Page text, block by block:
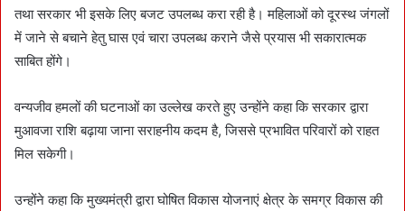
तथा सरकार भी इसके लिए बजट उपलब्ध करा रही है। महिलाओं को दूरस्थ जंगलों
में जाने से बचाने हेतु घास एवं चारा उपलब्ध कराने जैसे प्रयास भी सकारात्मक
साबित होंगे।
वन्यजीव हमलों की घटनाओं का उल्लेख करते हुए उन्होंने कहा कि सरकार द्वारा
मुआवजा राशि बढ़ाया जाना सराहनीय कदम है, जिससे प्रभावित परिवारों को राहत
मिल सकेगी।
उन्होंने कहा कि मुख्यमंत्री द्वारा घोषित विकास योजनाएं क्षेत्र के समग्र विकास की